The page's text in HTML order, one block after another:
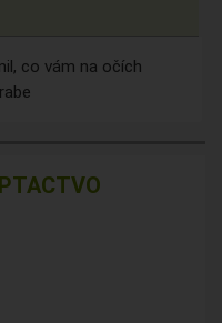
co vám na očích